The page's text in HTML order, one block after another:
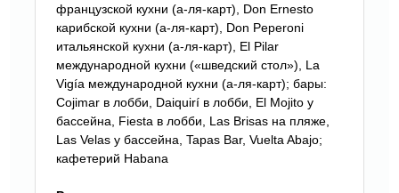
французской кухни (а-ля-карт), Don Ernesto
карибской кухни (а-ля-карт), Don Peperoni
итальянской кухни (а-ля-карт), El Pilar
международной кухни («шведский стол»), La
Vigía международной кухни (а-ля-карт); бары:
Cojimar в лобби, Daiquirí в лобби, El Mojito у
бассейна, Fiesta в лобби, Las Brisas на пляже,
Las Velas у бассейна, Tapas Bar, Vuelta Abajo;
кафетерий Habana